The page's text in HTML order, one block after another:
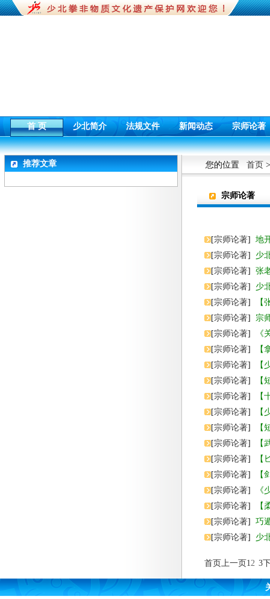
首 页 少北简介 法规文件 新闻动态 宗师论著
推荐文章 您的位置 首页
宗师论著
[宗师论著]
地
[宗师论著]
少
[宗师论著]
张
[宗师论著]
少
[宗师论著]
【
[宗师论著]
宗
[宗师论著]
《
[宗师论著]
【
[宗师论著]
【
[宗师论著]
【
[宗师论著]
【
[宗师论著]
【
[宗师论著]
【
[宗师论著]
【
[宗师论著]
【
[宗师论著]
【
[宗师论著]
《
[宗师论著]
【
[宗师论著]
巧
[宗师论著] 少
首页上一页12 3